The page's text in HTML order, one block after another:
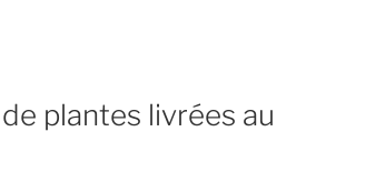
plantes livrées au